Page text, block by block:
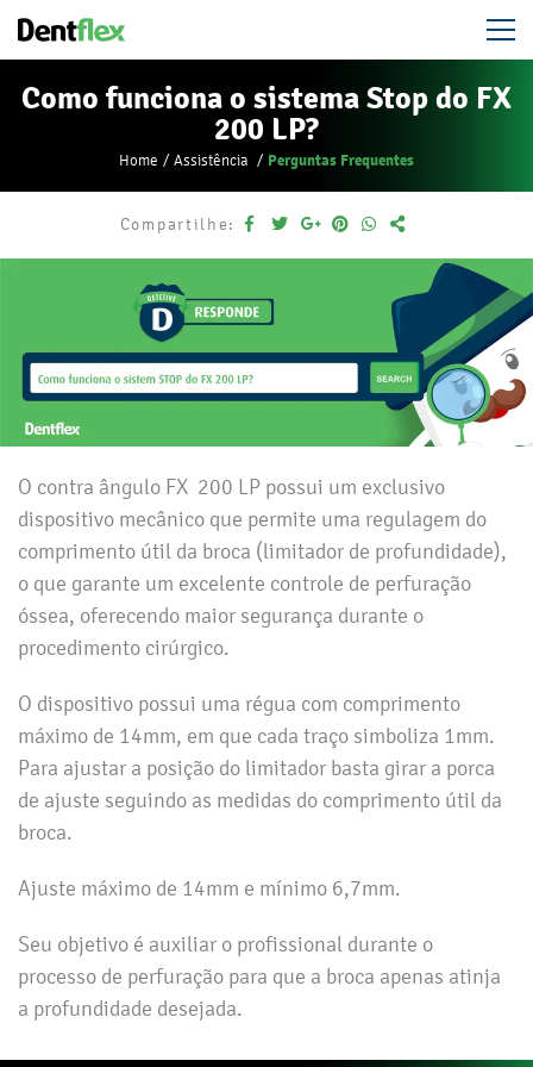
Como funciona o sistema Stop do FX
200 LP?
Home Assistência Perguntas Frequentes
Compartilhe:
O contra ângulo FX 200 LP possui um exclusivo
dispositivo mecânico que permite uma regulagem do
comprimento útil da broca (limitador de profundidade),
o que garante um excelente controle de perfuração
óssea, oferecendo maior segurança durante o
procedimento cirúrgico.
O dispositivo possui uma régua com comprimento
máximo de 14mm, em que cada traço simboliza 1mm.
Para ajustar a posição do limitador basta girar a porca
de ajuste seguindo as medidas do comprimento útil da
broca.
Ajuste máximo de 14mm e mínimo 6,7mm.
Seu objetivo é auxiliar o profissional durante o
processo de perfuração para que a broca apenas atinja
a profundidade desejada.